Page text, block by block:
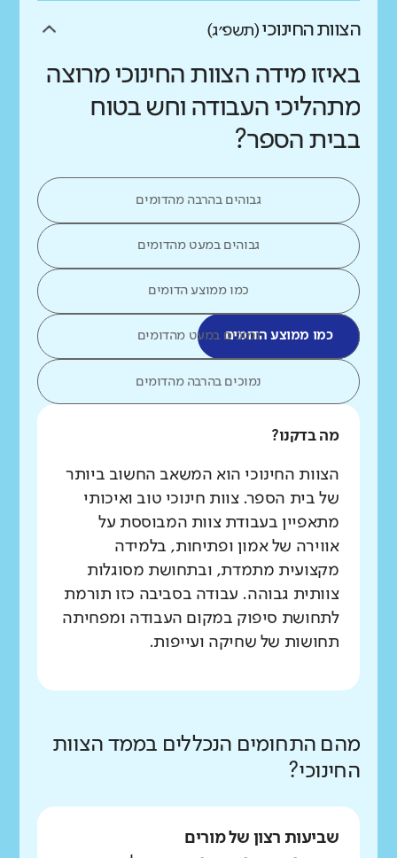
הצוות החינוכי(תשפ״ג)
באיזו מידה הצוות החינוכי מרוצה
מתהליכי העבודה וחש בטוח
בבית הספר?
גבוהים בהרבה מהדומים
גבוהים במעט מהדומים
כמו ממוצע הדומים
כמו ממוצע הדומיםנמוכים במעט מהדומים
נמוכים בהרבה מהדומים
מה בדקנו?
הצוות החינוכי הוא המשאב החשוב ביותר
של בית הספר. צוות חינוכי טוב ואיכותי
מתאפיין בעבודת צוות המבוססת על
אווירה של אמון ופתיחות, בלמידה
מקצועית מתמדת, ובתחושת מסוגלות
צוותית גבוהה. עבודה בסביבה כזו תורמת
לתחושת סיפוק במקום העבודה ומפחיתה
תחושות של שחיקה ועייפות.
מהם התחומים הנכללים בממד הצוות
החינוכי?
שביעות רצון של מורים